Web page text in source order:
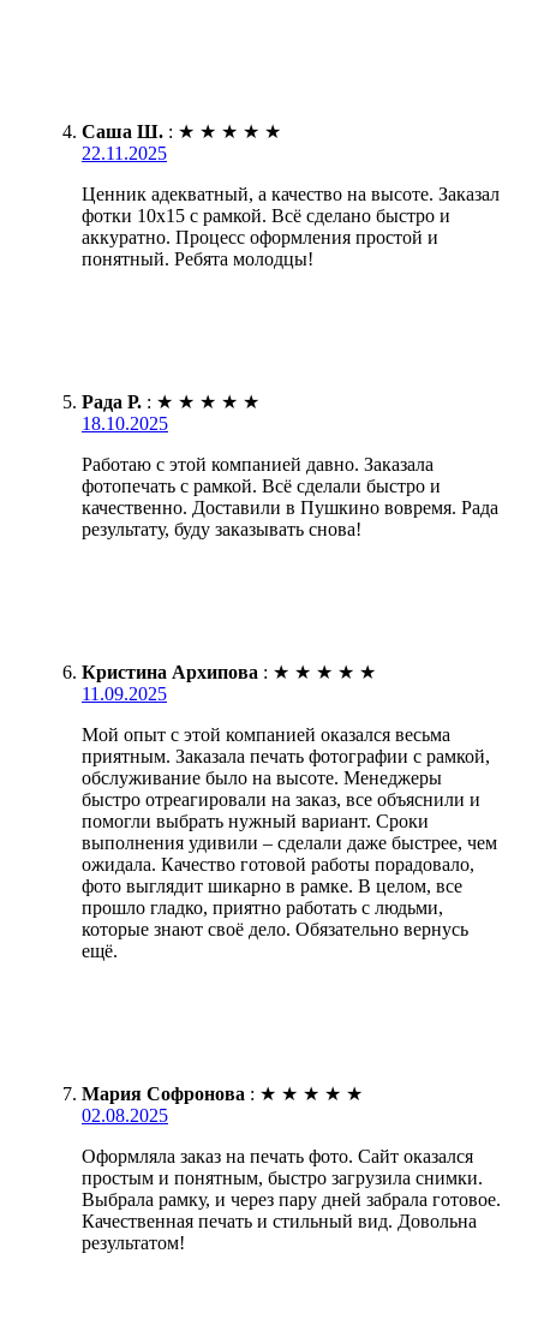
Саша Ш. : ★ ★ ★ ★ ★
22.11.2025
Ценник адекватный, а качество на высоте. Заказал
фотки 10х15 с рамкой. Всё сделано быстро и
аккуратно. Процесс оформления простой и
понятный. Ребята молодцы!
Рада Р. : ★ ★ ★ ★ ★
18.10.2025
Работаю с этой компанией давно. Заказала
фотопечать с рамкой. Всё сделали быстро и
качественно. Доставили в Пушкино вовремя. Рада
результату, буду заказывать снова!
Кристина Архипова : ★ ★ ★ ★ ★
11.09.2025
Мой опыт с этой компанией оказался весьма
приятным. Заказала печать фотографии с рамкой,
обслуживание было на высоте. Менеджеры
быстро отреагировали на заказ, все объяснили и
помогли выбрать нужный вариант. Сроки
выполнения удивили – сделали даже быстрее, чем
ожидала. Качество готовой работы порадовало,
фото выглядит шикарно в рамке. В целом, все
прошло гладко, приятно работать с людьми,
которые знают своё дело. Обязательно вернусь
ещё.
Мария Софронова : ★ ★ ★ ★ ★
02.08.2025
Оформляла заказ на печать фото. Сайт оказался
простым и понятным, быстро загрузила снимки.
Выбрала рамку, и через пару дней забрала готовое.
Качественная печать и стильный вид. Довольна
результатом!